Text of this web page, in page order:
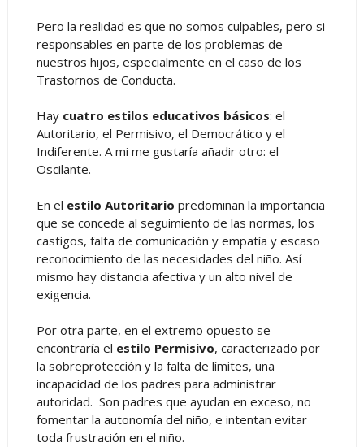
Pero la realidad es que no somos culpables, pero si
responsables en parte de los problemas de
nuestros hijos, especialmente en el caso de los
Trastornos de Conducta.
Hay cuatro estilos educativos básicos: el
Autoritario, el Permisivo, el Democrático y el
Indiferente. A mi me gustaría añadir otro: el
Oscilante.
En el estilo Autoritario predominan la importancia
que se concede al seguimiento de las normas, los
castigos, falta de comunicación y empatía y escaso
reconocimiento de las necesidades del niño. Así
mismo hay distancia afectiva y un alto nivel de
exigencia.
Por otra parte, en el extremo opuesto se
encontraría el estilo Permisivo, caracterizado por
la sobreprotección y la falta de límites, una
incapacidad de los padres para administrar
autoridad. Son padres que ayudan en exceso, no
fomentar la autonomía del niño, e intentan evitar
toda frustración en el niño.